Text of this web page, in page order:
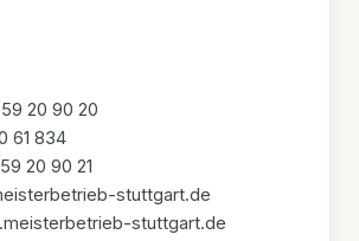
20 90 20
61 834
20 90 21
stuttgart.de
stuttgart.de